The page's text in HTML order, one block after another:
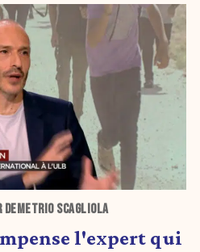
SCAGLIOLA
l'expert qui